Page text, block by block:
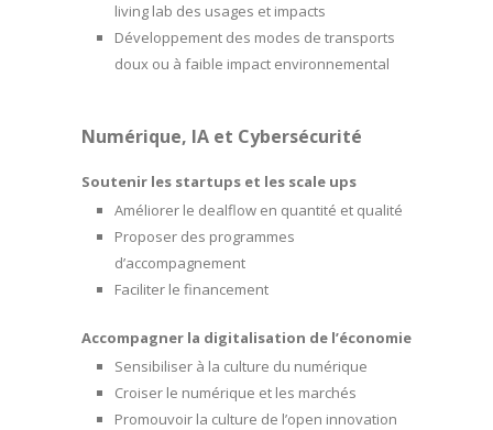
living lab des usages et impacts
Développement des modes de transports
doux ou à faible impact environnemental
Numérique, IA et Cybersécurité
Soutenir les startups et les scale ups
Améliorer le dealflow en quantité et qualité
Proposer des programmes
d’accompagnement
Faciliter le financement
Accompagner la digitalisation de l’économie
Sensibiliser à la culture du numérique
Croiser le numérique et les marchés
Promouvoir la culture de l’open innovation